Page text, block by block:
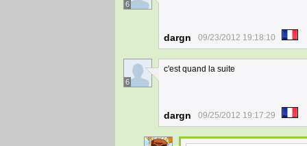
6
dargn 09/23/2012 19:18:10
6
c'est quand la suite
dargn 09/25/2012 19:17:29